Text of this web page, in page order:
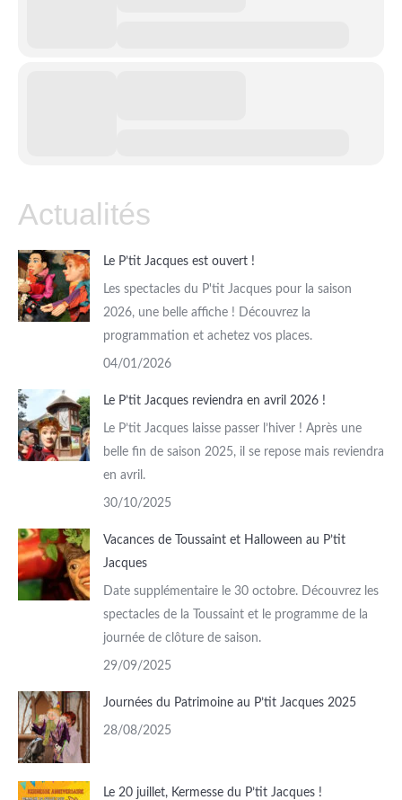
Actualités
Le P’tit Jacques est ouvert !
Les spectacles du P'tit Jacques pour la saison
2026, une belle affiche ! Découvrez la
programmation et achetez vos places.
04/01/2026
Le P’tit Jacques reviendra en avril 2026 !
Le P’tit Jacques laisse passer l’hiver ! Après une
belle fin de saison 2025, il se repose mais reviendra
en avril.
30/10/2025
Vacances de Toussaint et Halloween au P’tit
Jacques
Date supplémentaire le 30 octobre. Découvrez les
spectacles de la Toussaint et le programme de la
journée de clôture de saison.
29/09/2025
Journées du Patrimoine au P’tit Jacques 2025
28/08/2025
Le 20 juillet, Kermesse du P’tit Jacques !